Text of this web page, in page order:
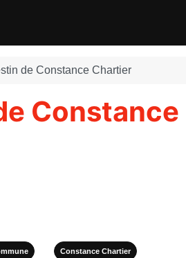
de Constance Chartier
Constance
Constance Chartier